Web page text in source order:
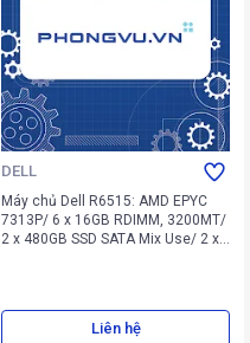
DELL
Máy chủ Dell R6515: AMD EPYC
7313P/ 6 x 16GB RDIMM, 3200MT/
2 x 480GB SSD SATA Mix Use/ 2 x
Liên hệ